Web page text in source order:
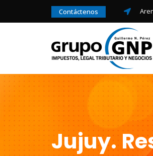
Contáctenos
Jujuy.